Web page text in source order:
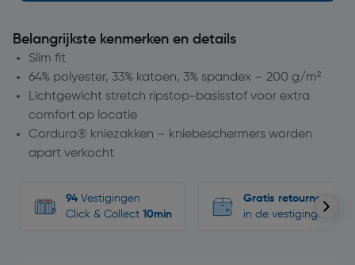
Belangrijkste kenmerken en details
Slim fit
64% polyester, 33% katoen, 3% spandex – 200 g/m²
Lichtgewicht stretch ripstop-basisstof voor extra
comfort op locatie
Cordura® kniezakken – kniebeschermers worden
apart verkocht
94 Vestigingen
Click & Collect 10min
Gratis retourneren
in de vestigingen